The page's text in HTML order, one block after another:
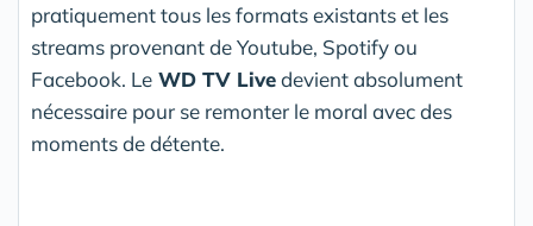
pratiquement tous les formats existants et les
streams provenant de Youtube, Spotify ou
Facebook. Le WD TV Livedevient absolument
nécessaire pour se remonter le moral avec des
moments de détente.